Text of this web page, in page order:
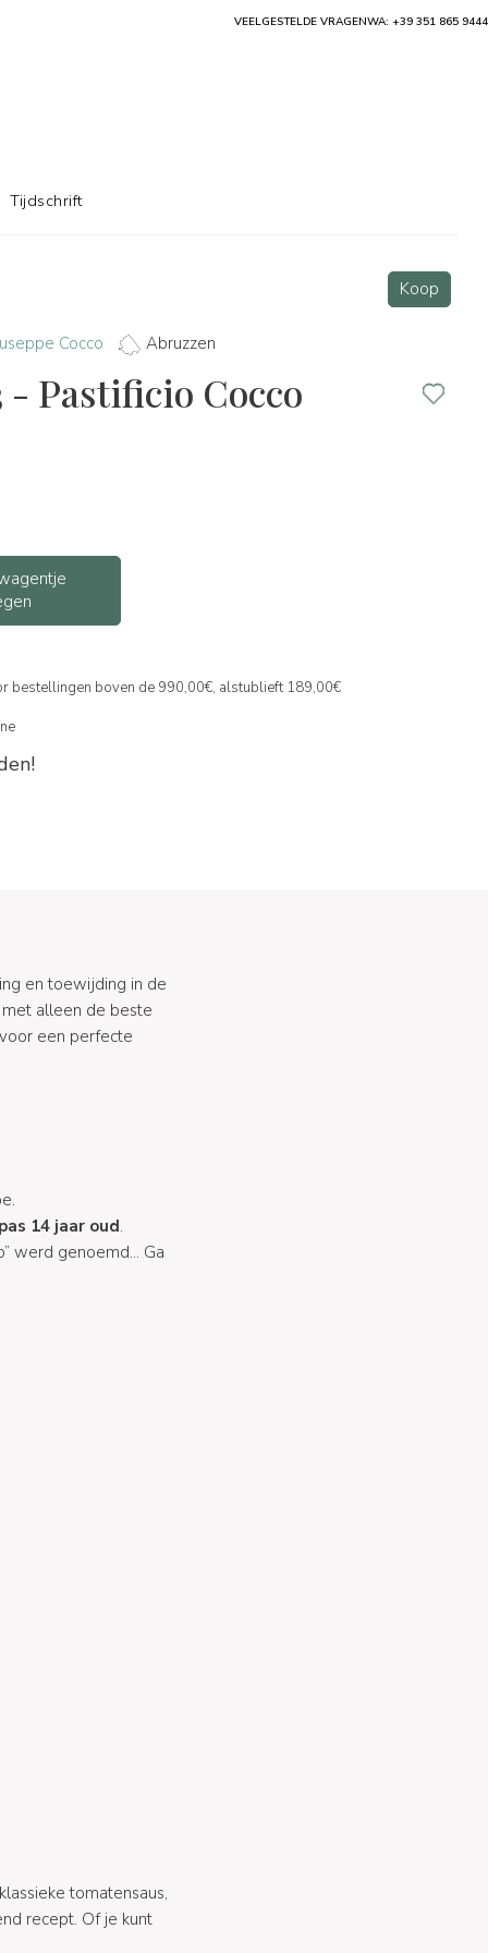
Koop
Cocco Abruzzen
- Pastificio Cocco
bestellingen boven de 990,00€, alstublieft 189,00€
en toewijding in de
alleen de beste
een perfecte
14 jaar oud.
werd genoemd... Ga
tomatensaus,
recept. Of je kunt
VEELGESTELDE VRAGENWA: +39 351 865 9444
Tijdschrift